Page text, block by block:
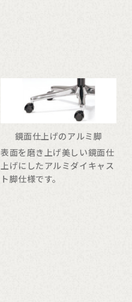
鏡面仕上げのアルミ脚
表面を磨き上げ美しい鏡面仕
上げにしたアルミダイキャス
ト脚仕様です。